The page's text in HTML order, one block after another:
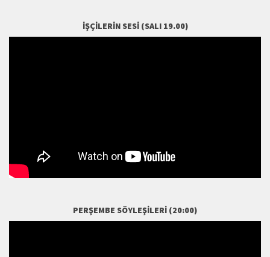
İŞÇILERIN SESI (SALI 19.00)
PERŞEMBE SÖYLEŞILERI (20:00)